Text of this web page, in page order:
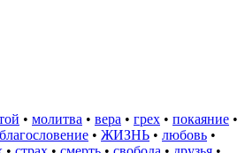
• молитва • вера • грех • покаяние •
благословение • ЖИЗНЬ • любовь •